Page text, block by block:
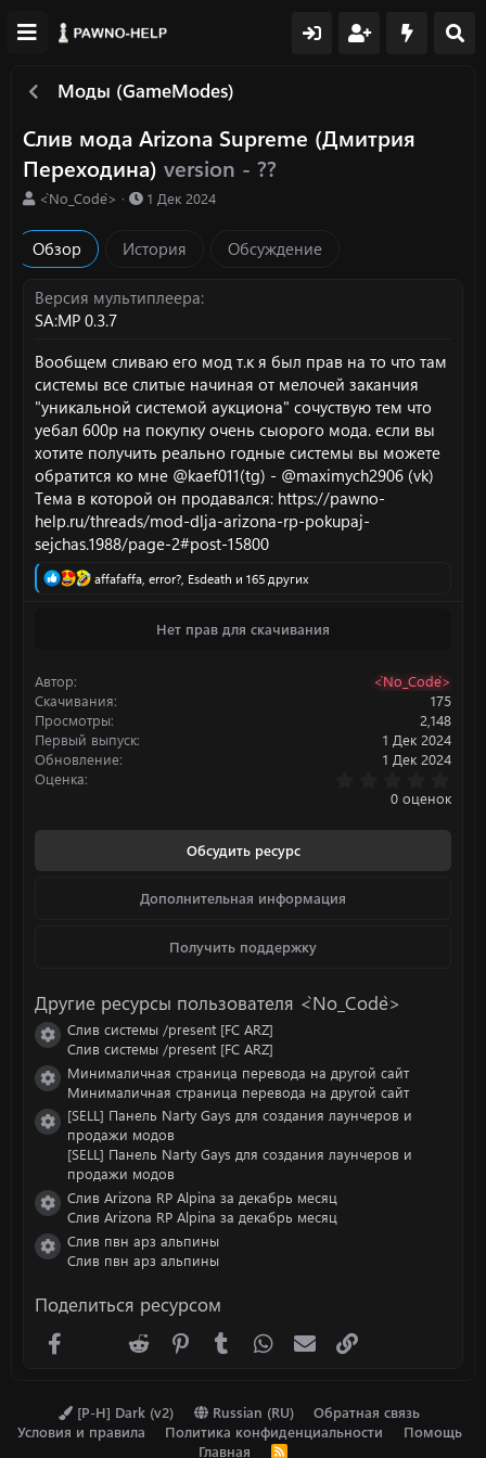
Моды (GameModes)
Слив мода Arizona Supreme (Дмитрия
Переходина) version - ??
А
т
о
<`No_Code`>
Д
а
о
н
и
я
1 Дек 2024
Обзор История Обсуждение
Версия мультиплеера
SA:MP 0.3.7
Вообщем сливаю его мод т.к я был прав на то что там
системы все слитые начиная от мелочей заканчия
"уникальной системой аукциона" сочуствую тем что
уебал 600р на покупку очень сыорого мода. если вы
хотите получить реально годные системы вы можете
обратится ко мне @kaef011(tg) - @maximych2906 (vk)
Тема в которой он продавался: https://pawno-
help.ru/threads/mod-dlja-arizona-rp-pokupaj-
sejchas.1988/page-2#post-15800
Р
:
affafaffa, error?, Esdeath и 165 других
Нет прав для скачивания
Автор
<`No_Code`>
Скачивания
175
Просмотры
2,148
Первый выпуск
1 Дек 2024
Обновление
1 Дек 2024
Оценка
.
0
0 оценок
Обсудить ресурс
Дополнительная информация
Получить поддержку
Другие ресурсы пользователя <`No_Code`>
Иконка ресурса
Слив системы /present [FC ARZ]
Слив системы /present [FC ARZ]
Иконка ресурса
Минималичная страница перевода на другой сайт
Минималичная страница перевода на другой сайт
Иконка ресурса
[SELL] Панель Narty Gays для создания лаунчеров и
продажи модов
[SELL] Панель Narty Gays для создания лаунчеров и
продажи модов
Иконка ресурса
Слив Arizona RP Alpina за декабрь месяц
Слив Arizona RP Alpina за декабрь месяц
Иконка ресурса
Слив пвн арз альпины
Слив пвн арз альпины
Поделиться ресурсом
FacebookX (Twitter)
Reddit PinterestTumblr WhatsAppЭлектронная почта
[P-H] Dark (v2) Russian (RU)
Обратная связь
Условия и правила
Политика конфиденциальности
Помощь
Главная
R